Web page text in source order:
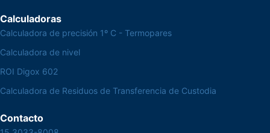
Calculadoras
Calculadora de precisión 1º C - Termopares
Calculadora de nivel
ROI Digox 602
Calculadora de Residuos de Transferencia de Custodia
Contacto